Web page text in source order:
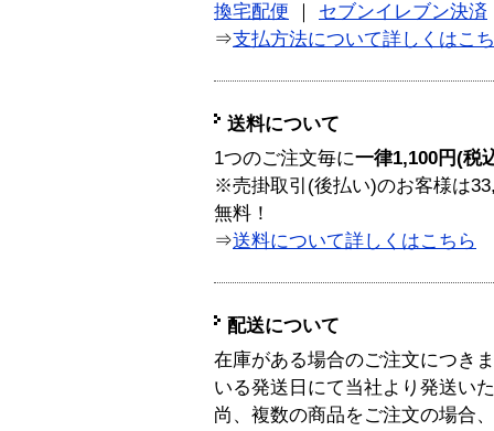
換宅配便
セブンイレブン決済
⇒支払方法について詳しくはこ
送料について
1つのご注文毎に一律1,100円(税
※売掛取引(後払い)のお客様は
無料！
⇒送料について詳しくはこちら
配送について
在庫がある場合のご注文につき
いる発送日にて当社より発送い
尚、複数の商品をご注文の場合